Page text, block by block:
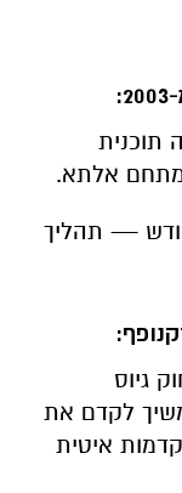
אישרה לפני 20 שנה תוכנית
אלתא.
— תהליך
גיוס
לקדם את
איטית